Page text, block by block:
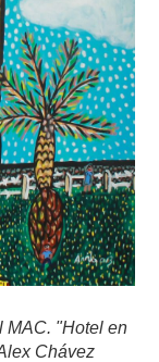
MAC. "Hotel en
Chávez